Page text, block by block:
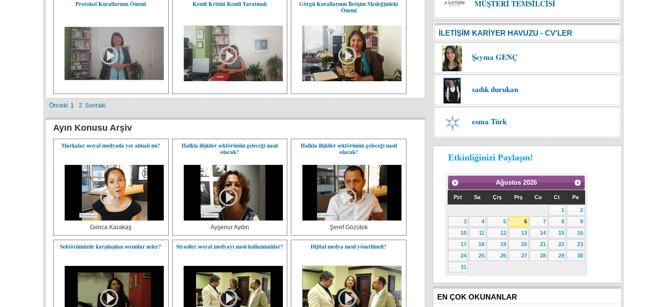
Protokol Kurallarının Önemi Kendi Krizini Kendi Yaratmak
Görgü Kurallarının İletişim Mesleğindeki
Önemi
Önceki 1 2 Sonraki
Ayın Konusu Arşiv
Markalar sosyal medyada yer almalı mı?
Gonca Karakaş
Halkla ilişkiler sektörünün geleceği nasıl
olacak?
Ayşenur Aydın
Halkla ilişkiler sektörünün geleceği nasıl
olacak?
Şeref Gözütok
Sektörümüzde karşılaşılan sorunlar neler? Siyasiler sosyal medyayı nasıl kullanmalılar? Dijital medya nasıl yönetilmeli?
MÜŞTERİ TEMSİLCİSİ
İLETİŞİM KARİYER HAVUZU - CV'LER
Şeyma GENÇ
sadık durukan
esma Türk
Etkinliğinizi Paylaşın!
Ağustos 2026
Pzt Sa Çrş Prş Cu Ct Pa
1
2
3
4 5 6 7 8
9
10
11 12 13 14 15
16
17
18 19 20 21 22
23
24
25 26 27 28 29
30
31
EN ÇOK OKUNANLAR